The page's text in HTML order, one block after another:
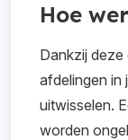
Hoe
Dankzij
afdelingen in
uitwisselen.
worden